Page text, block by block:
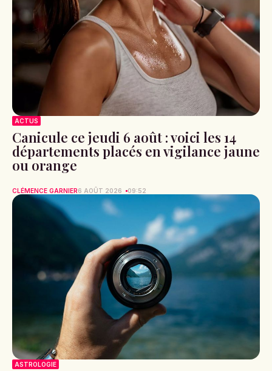
ACTUS
Canicule ce jeudi 6 août : voici les 14
départements placés en vigilance jaune
ou orange
CLÉMENCE GARNIER6 AOÛT 2026 09:52
ASTROLOGIE